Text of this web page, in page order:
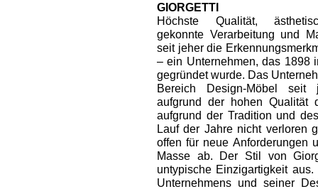
GIORGETTI
Höchste Qualität,
gekonnte Verarbeitung und
seit jeher die
– ein Unternehmen, das 1898
gegründet wurde. Das
Bereich Design-Möbel
aufgrund der hohen Qualität
aufgrund der Tradition und
Lauf der Jahre nicht verloren
offen für neue Anforderungen
Masse ab. Der Stil von
untypische Einzigartigkeit
Unternehmens und seiner